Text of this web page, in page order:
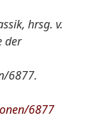
hrsg. v.
der
6877.
6877